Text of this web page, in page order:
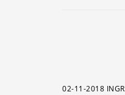
02-11-2018